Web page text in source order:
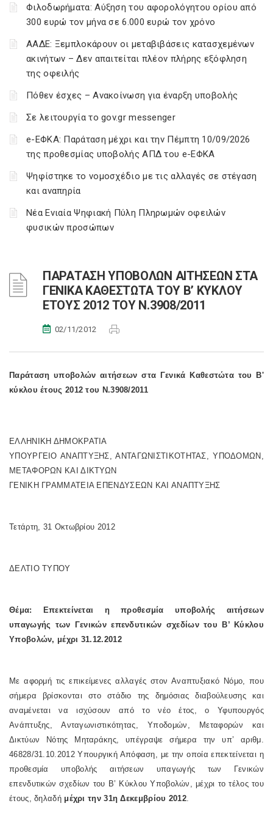
Φιλοδωρήματα: Αύξηση του αφορολόγητου ορίου από
300 ευρώ τον μήνα σε 6.000 ευρώ τον χρόνο
ΑΑΔΕ: Ξεμπλοκάρουν οι μεταβιβάσεις κατασχεμένων
ακινήτων – Δεν απαιτείται πλέον πλήρης εξόφληση
της οφειλής
Πόθεν έσχες – Ανακοίνωση για έναρξη υποβολής
Σε λειτουργία το gov.gr messenger
e-ΕΦΚΑ: Παράταση μέχρι και την Πέμπτη 10/09/2026
της προθεσμίας υποβολής ΑΠΔ του e-ΕΦΚΑ
Ψηφίστηκε το νομοσχέδιο με τις αλλαγές σε στέγαση
και αναπηρία
Νέα Ενιαία Ψηφιακή Πύλη Πληρωμών οφειλών
φυσικών προσώπων
ΠΑΡΑΤΑΣΗ ΥΠΟΒΟΛΩΝ ΑΙΤΗΣΕΩΝ ΣΤΑ
ΓΕΝΙΚΑ ΚΑΘΕΣΤΩΤΑ ΤΟΥ Β’ ΚΥΚΛΟΥ
ΕΤΟΥΣ 2012 ΤΟΥ Ν.3908/2011
02/11/2012
Παράταση υποβολών αιτήσεων στα Γενικά Καθεστώτα του Β'
κύκλου έτους 2012 του Ν.3908/2011
ΕΛΛΗΝΙΚΗ ΔΗΜΟΚΡΑΤΙΑ
ΥΠΟΥΡΓΕΙΟ ΑΝΑΠΤΥΞΗΣ, ΑΝΤΑΓΩΝΙΣΤΙΚΟΤΗΤΑΣ, ΥΠΟΔΟΜΩΝ,
ΜΕΤΑΦΟΡΩΝ ΚΑΙ ΔΙΚΤΥΩΝ
ΓΕΝΙΚΗ ΓΡΑΜΜΑΤΕΙΑ ΕΠΕΝΔΥΣΕΩΝ ΚΑΙ ΑΝΑΠΤΥΞΗΣ
Τετάρτη, 31 Οκτωβρίου 2012
ΔΕΛΤΙΟ ΤΥΠΟΥ
Θέμα: Επεκτείνεται η προθεσμία υποβολής αιτήσεων
υπαγωγής των Γενικών επενδυτικών σχεδίων του Β’ Κύκλου
Υποβολών, μέχρι 31.12.2012
Με αφορμή τις επικείμενες αλλαγές στον Αναπτυξιακό Νόμο, που
σήμερα βρίσκονται στο στάδιο της δημόσιας διαβούλευσης και
αναμένεται να ισχύσουν από το νέο έτος, ο Υφυπουργός
Ανάπτυξης, Ανταγωνιστικότητας, Υποδομών, Μεταφορών και
Δικτύων Νότης Μηταράκης, υπέγραψε σήμερα την υπ’ αριθμ.
46828/31.10.2012 Υπουργική Απόφαση, με την οποία επεκτείνεται η
προθεσμία υποβολής αιτήσεων υπαγωγής των Γενικών
επενδυτικών σχεδίων του Β’ Κύκλου Υποβολών, μέχρι το τέλος του
έτους, δηλαδή μέχρι την 31η Δεκεμβρίου 2012.